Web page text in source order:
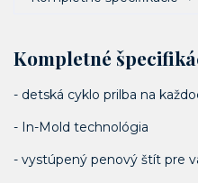
Kompletné
- detská cyklo prilba na
- In-Mold technológia
- vystúpený penový štít pre